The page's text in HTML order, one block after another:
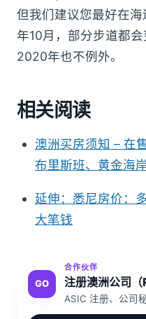
但我们建议您最好在
年10月，部分步道都会
2020年也不例外。
相关阅读
澳洲买房须知 – 在
布里斯班、黄金海
延伸：悉尼房价：
大笔钱
GO
合作伙伴
注册澳洲公司（
ASIC 注册、公司